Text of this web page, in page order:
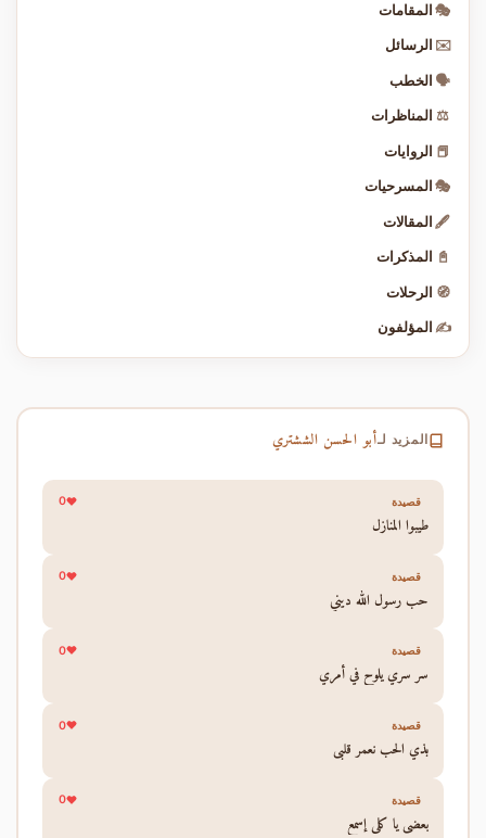
🎭 المقامات
✉️ الرسائل
🗣️ الخطب
⚖️ المناظرات
📕 الروايات
🎭 المسرحيات
🖋️ المقالات
📓 المذكرات
🧭 الرحلات
✍️ المؤلفون
المزيد لـأبو الحسن الششتري
قصيدة 0
طيبوا المنازل
قصيدة 0
حب رسول الله ديني
قصيدة 0
سر سري يلوح في أمري
قصيدة 0
بذي الحب نعمر قلبي
قصيدة 0
بعضي يا كلي إسمع